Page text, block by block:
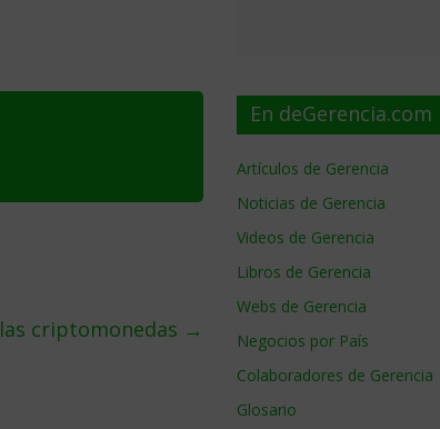
criptomonedas →
En deGerencia.com
Artículos de Gerencia
Noticias de Gerencia
Videos de Gerencia
Libros de Gerencia
Webs de Gerencia
Negocios por País
Colaboradores de Gerencia
Glosario